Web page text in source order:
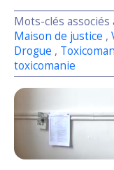
Mots-clés associés
Maison de justice ,
Drogue ,
toxicomanie